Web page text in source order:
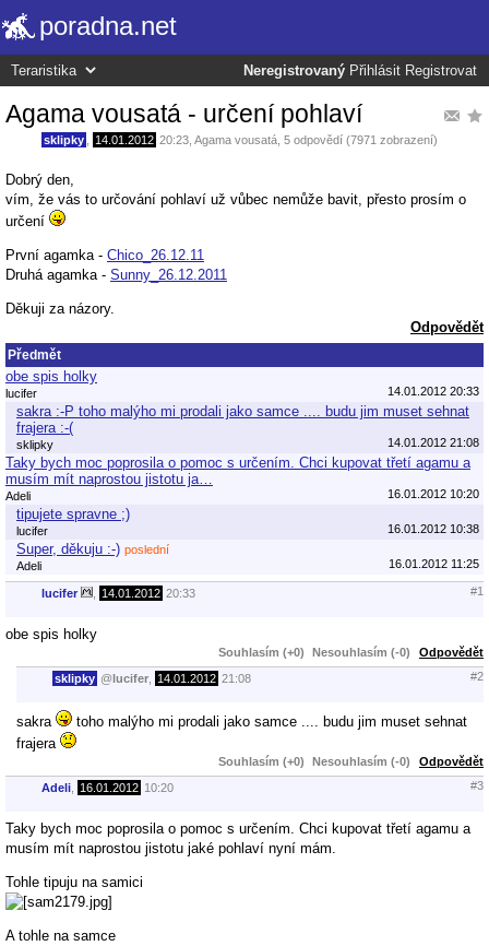
poradna.net
Neregistrovaný Přihlásit Registrovat
Agama vousatá - určení pohlaví
sklipky 14.01.2012 20:23 Agama vousatá , 5 odpovědí (7971 zobrazení)
Dobrý den,
vím, že vás to určování pohlaví už vůbec nemůže bavit, přesto prosím o
určení
První agamka - Chico_26.12.11
Druhá agamka - Sunny_26.12.2011
Děkuji za názory.
Odpovědět
Předmět
obe spis holky
lucifer 14.01.2012 20:33
sakra :-P toho malýho mi prodali jako samce .... budu jim muset sehnat
frajera :-(
sklipky 14.01.2012 21:08
Taky bych moc poprosila o pomoc s určením. Chci kupovat třetí agamu a
musím mít naprostou jistotu ja…
Adeli 16.01.2012 10:20
tipujete spravne ;)
lucifer 16.01.2012 10:38
Super, děkuju :-) poslední
Adeli
16.01.2012 11:25
lucifer 14.01.2012 20:33 #1
obe spis holky
Souhlasím (+0) Nesouhlasím (-0) Odpovědět
sklipky @lucifer 14.01.2012 21:08 #2
sakra
toho malýho mi prodali jako samce .... budu jim muset sehnat
frajera
Souhlasím (+0) Nesouhlasím (-0) Odpovědět
Adeli 16.01.2012 10:20 #3
Taky bych moc poprosila o pomoc s určením. Chci kupovat třetí agamu a
musím mít naprostou jistotu jaké pohlaví nyní mám.
Tohle tipuju na samici
A tohle na samce